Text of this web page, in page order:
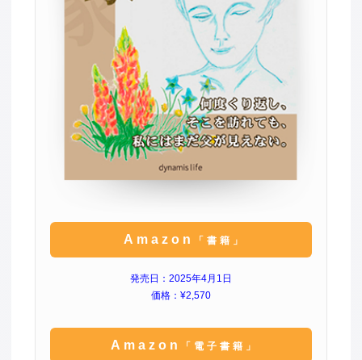
Amazon 「書籍」
発売日：2025年4月1日
価格：¥2,570
Amazon 「電子書籍」